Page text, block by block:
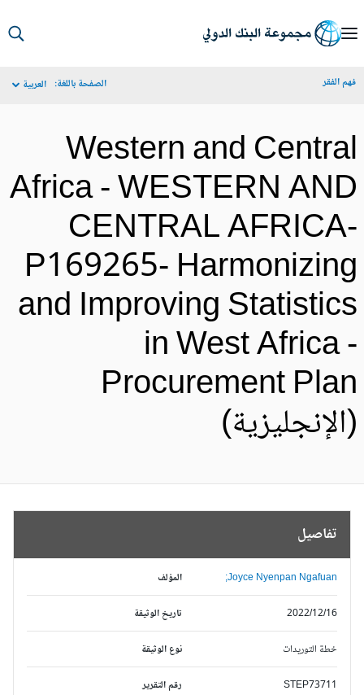
الفقر الصفحة باللغة: العربية
Western and
Africa - WESTERN
CENTRAL
P169265-
and Improving
in West Africa
Procurement
تفاصيل
المؤلف Joyce Nyenpan Ngafuan;
تاريخ الوثيقة 2022/12/16
نوع الوثيقة خطة التوريدات
رقم التقرير STEP73711